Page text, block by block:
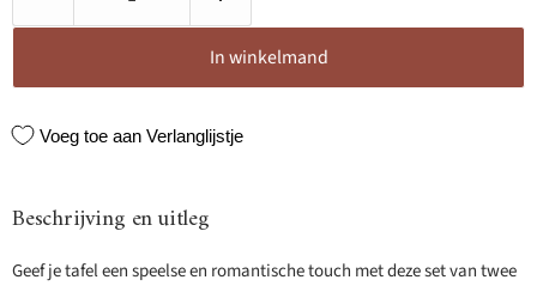
In winkelmand
Voeg toe aan Verlanglijstje
Beschrijving en uitleg
Geef je tafel een speelse en romantische touch met deze set van twee